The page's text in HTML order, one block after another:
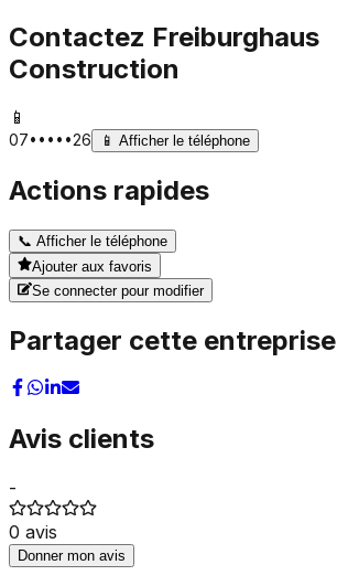
Contactez Freiburghaus
Construction
📱
07•••••26 📱 Afficher le téléphone
Actions rapides
📞 Afficher le téléphone
Ajouter aux favoris
Se connecter pour modifier
Partager cette entreprise
Avis clients
-
0 avis
Donner mon avis